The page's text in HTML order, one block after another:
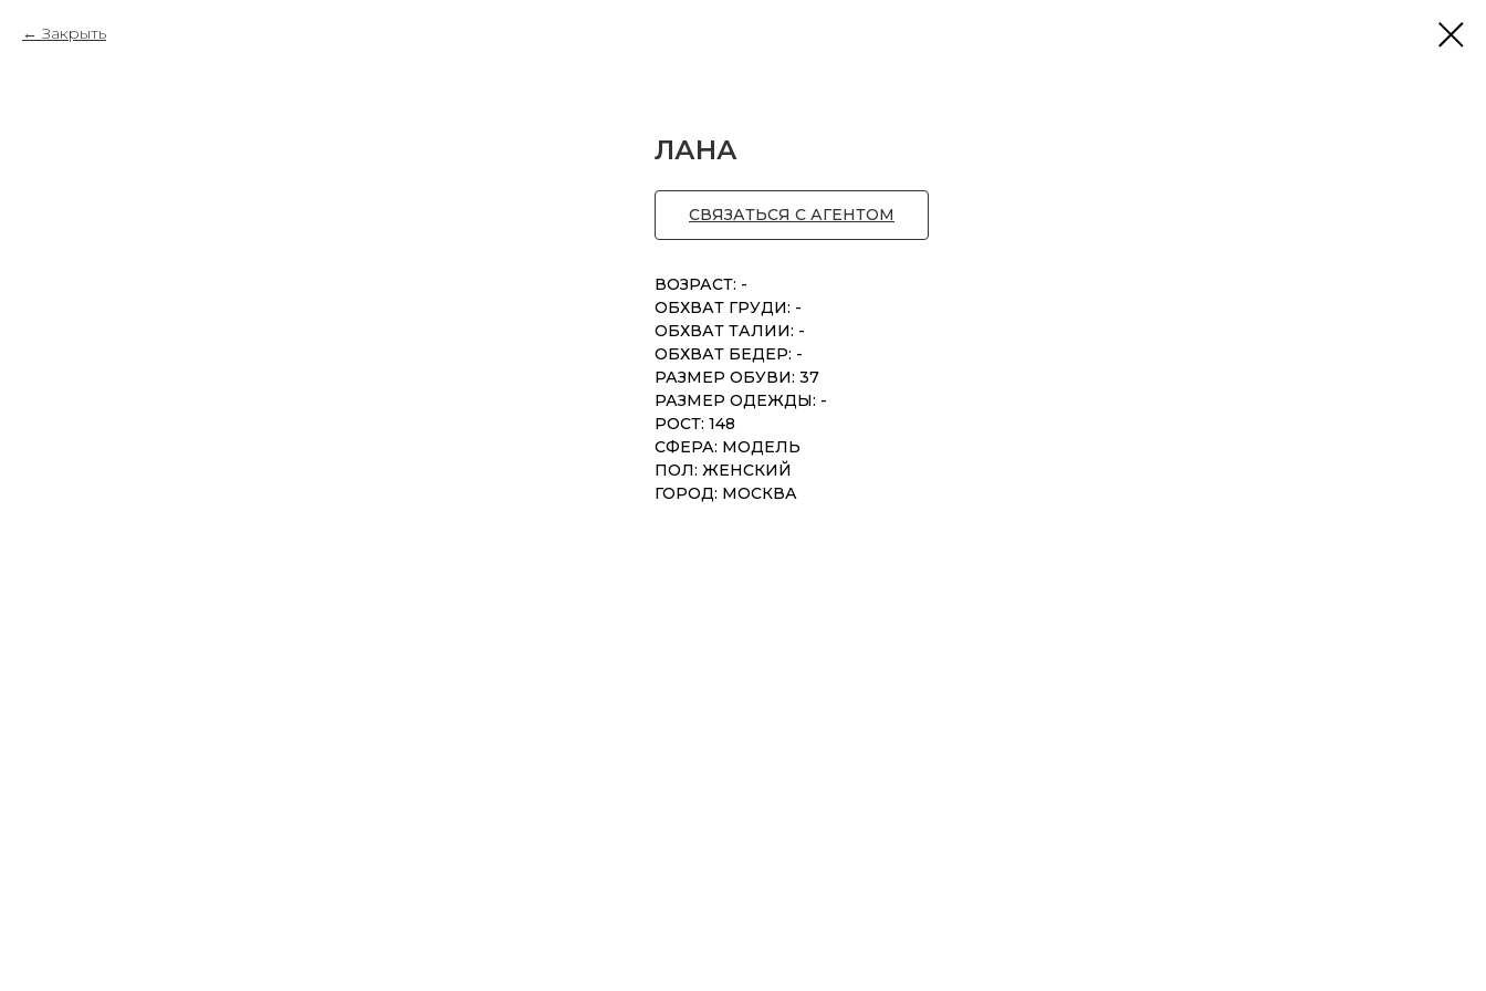
Закрыть
ЛАНА
СВЯЗАТЬСЯ С АГЕНТОМ
ВОЗРАСТ: -
ОБХВАТ ГРУДИ: -
ОБХВАТ ТАЛИИ: -
ОБХВАТ БЕДЕР: -
РАЗМЕР ОБУВИ: 37
РАЗМЕР ОДЕЖДЫ: -
РОСТ: 148
СФЕРА: МОДЕЛЬ
ПОЛ: ЖЕНСКИЙ
ГОРОД: МОСКВА